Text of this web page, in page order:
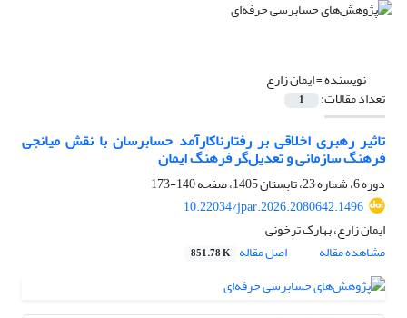
نویسنده =ایمان زارع
تعداد مقالات: 1
تاثیر رهبری اخلاقی بر رفتارناکارآمد حسابرسان با نقش میانجی
فرهنگ سازمانی و تعدیل‌گر فرهنگ ایمان
دوره 6، شماره 23، تابستان 1405، صفحه
140-173
10.22034/jpar.2026.2080642.1496
ایمان زارع، بهارک ترخونی
مشاهده مقاله
اصل مقاله 851.78 K